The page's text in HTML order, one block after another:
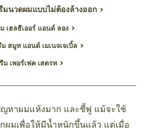
มนวดผมแบบไม่ต้องล้างออก
เฮลธีเออร์ แอนด์ ลอง
สมูท แอนด์ เมเนจเจเบิ้ล
เพอร์เฟค เสตรท
หาผมแห้งมาก และชี้ฟู แม้จะใช้
ผมเพื่อให้มีน้ำหนักขึ้นแล้ว แต่เมื่อ